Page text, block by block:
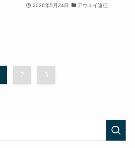
2026年5月24日 アウェイ遠征
2 3